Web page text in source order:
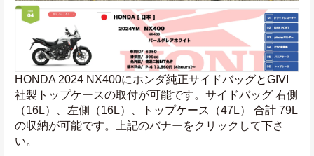
HONDA 2024 NX400にホンダ純正サイドバッグとGIVI
社製トップケースの取付が可能です。サイドバッグ 右側
（16L）、左側（16L）、トップケース（47L） 合計 79L
の収納が可能です。上記のバナーをクリックして下さ
い。